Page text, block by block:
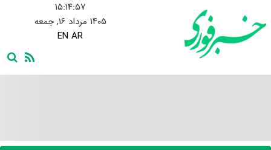
۱۵:۱۴:۵۸
۱۴۰۵ مرداد ۱۶, جمعه
EN AR